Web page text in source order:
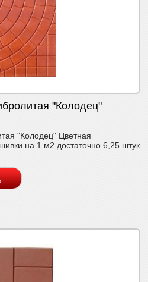
"Колодец"
"Колодец" Цветная
на 1 м2 достаточно 6,25 штук